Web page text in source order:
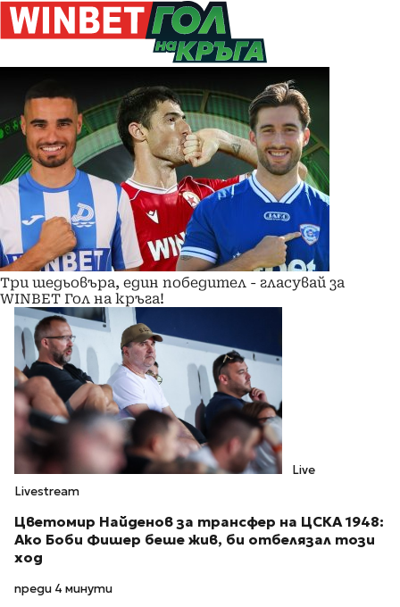
Три шедьовъра, един победител - гласувай за
WINBET Гол на кръга!
Live
Livestream
Цветомир Найденов за трансфер на ЦСКА 1948:
Ако Боби Фишер беше жив, би отбелязал този
ход
преди 4 минути